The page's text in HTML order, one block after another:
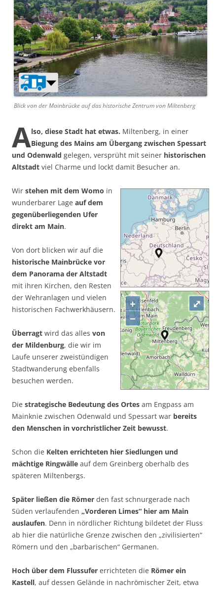
Blick von der Mainbrücke auf das historische Zentrum von Miltenberg
Also, diese Stadt hat etwas. Miltenberg, in einer
Biegung des Mains am Übergang zwischen Spessart
und Odenwald gelegen, versprüht mit seiner historischen
Altstadt viel Charme und lockt damit Besucher an.
+
−
⤢
Wir stehen mit dem Womo in
wunderbarer Lage auf dem
gegenüberliegenden Ufer
direkt am Main.
Von dort blicken wir auf die
historische Mainbrücke vor
dem Panorama der Altstadt
mit ihren Kirchen, den Resten
der Wehranlagen und vielen
historischen Fachwerkhäusern.
Überragt wird das alles von
der Mildenburg, die wir im
Laufe unserer zweistündigen
Stadtwanderung ebenfalls
besuchen werden.
Die strategische Bedeutung des Ortes am Engpass am
Mainknie zwischen Odenwald und Spessart war bereits
den Menschen in vorchristlicher Zeit bewusst.
Schon die Kelten errichteten hier Siedlungen und
mächtige Ringwälle auf dem Greinberg oberhalb des
späteren Miltenbergs.
Später ließen die Römer den fast schnurgerade nach
Süden verlaufenden „Vorderen Limes“ hier am Main
auslaufen. Denn in nördlicher Richtung bildetet der Fluss
ab hier die natürliche Grenze zwischen den „zivilisierten“
Römern und den „barbarischen“ Germanen.
Hoch über dem Flussufer errichteten die Römer ein
Kastell, auf dessen Gelände in nachrömischer Zeit, etwa